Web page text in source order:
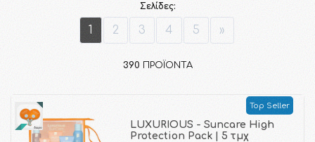
Σελίδες:
1 2 3 4 5 »
390 ΠΡΟΪΌΝΤΑ
Top Seller
LUXURIOUS - Suncare High
Protection Pack | 5 τμχ